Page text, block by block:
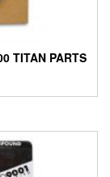
TITAN PARTS